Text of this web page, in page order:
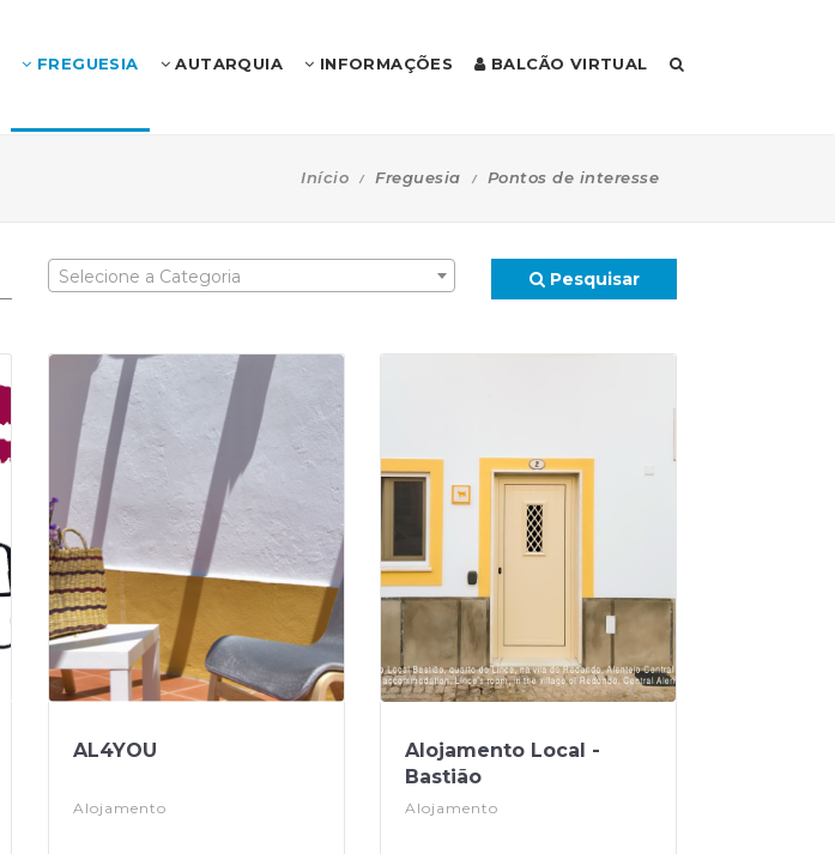
FREGUESIA AUTARQUIA INFORMAÇÕES BALCÃO VIRTUAL
Início Freguesia Pontos de interesse
Selecione a Categoria Pesquisar
AL4YOU
Alojamento
Alojamento Local -
Bastião
Alojamento